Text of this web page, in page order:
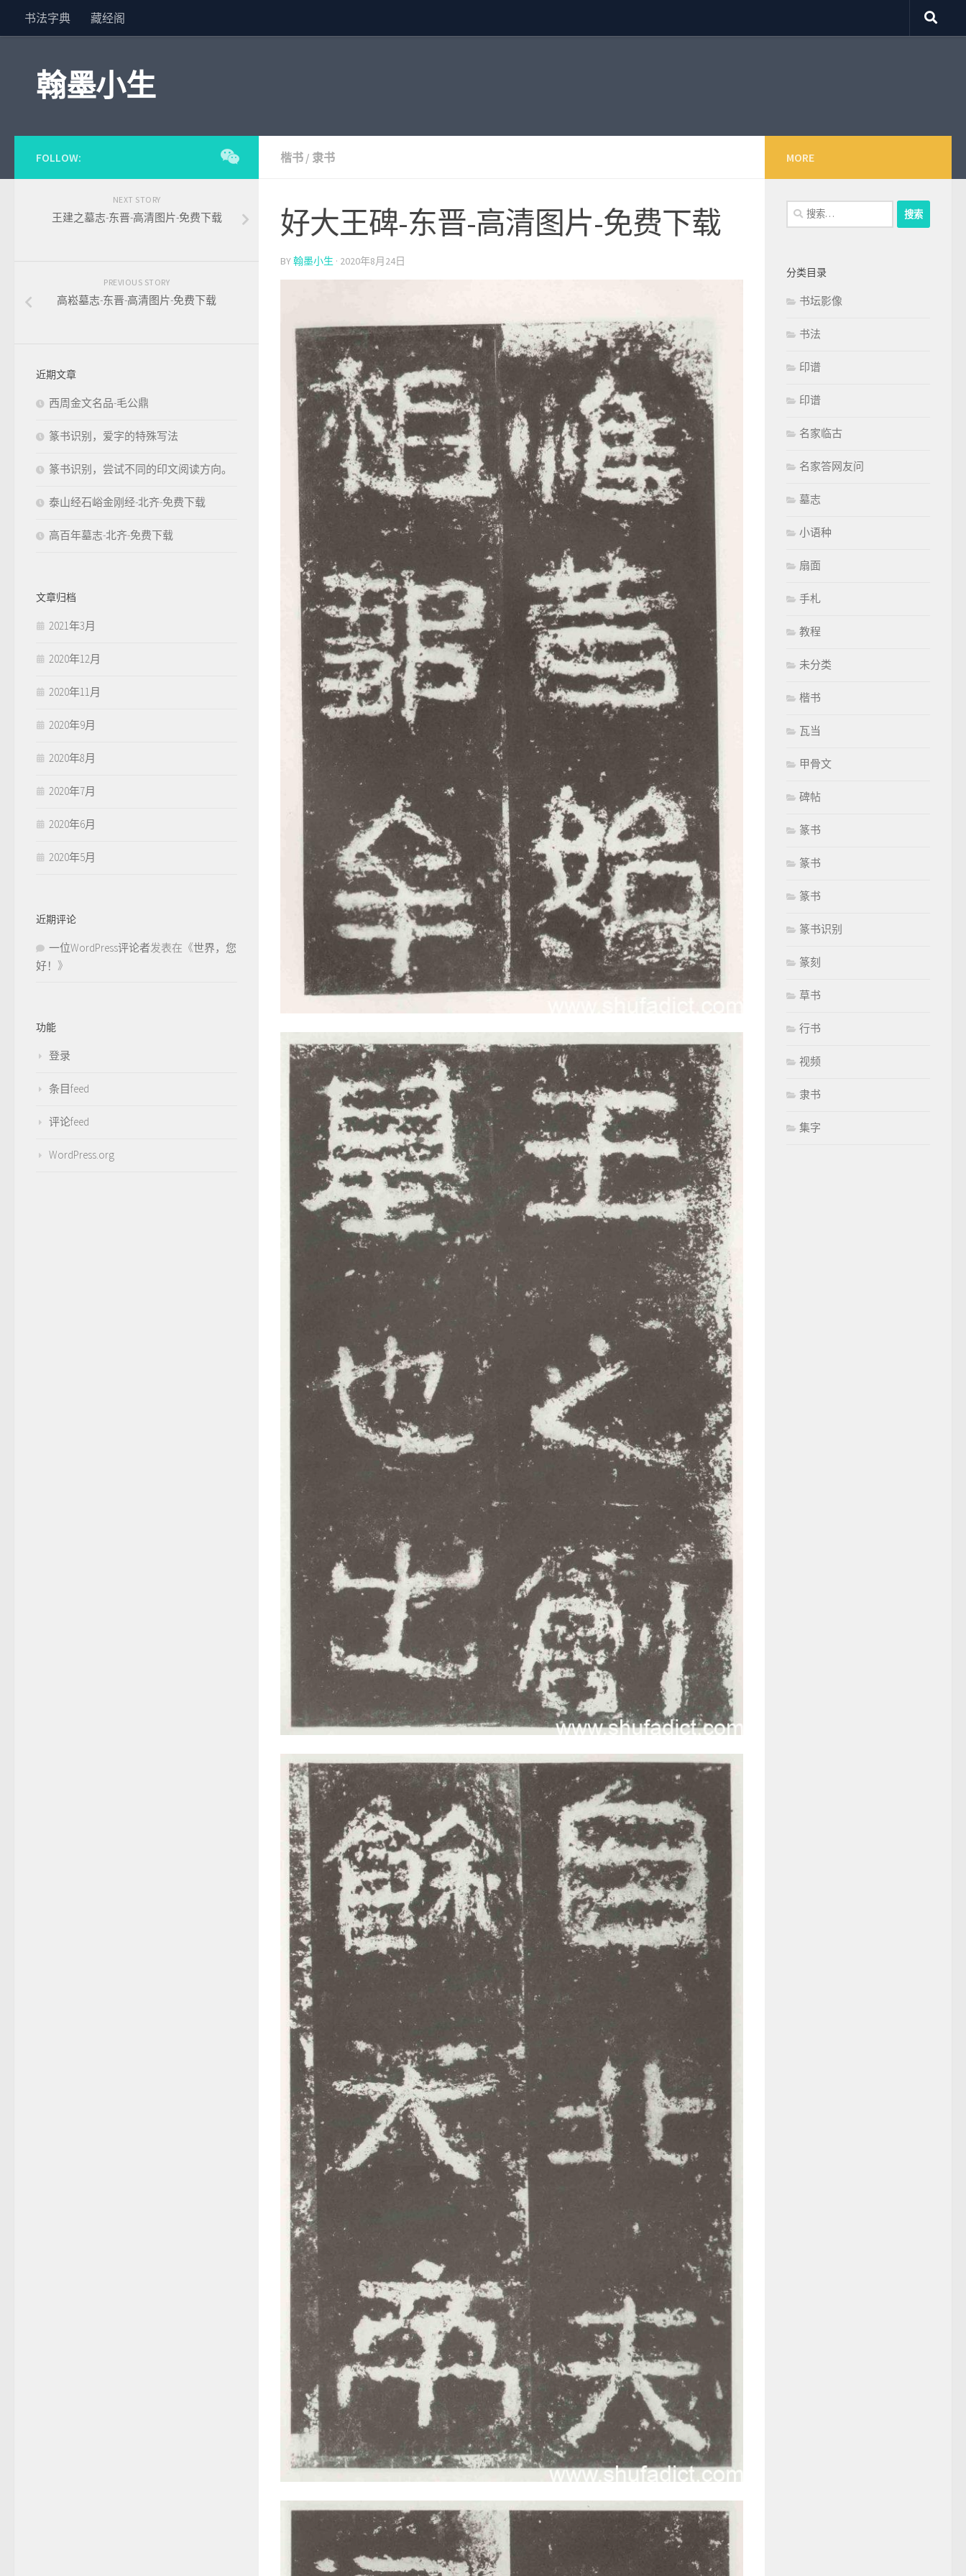
Skip to content
书法字典 藏经阁
翰墨小生
楷书 / 隶书
好大王碑-东晋-高清图片-免费下载
BY翰墨小生 · 2020年8月24日
FOLLOW:
NEXT STORY
王建之墓志-东晋-高清图片-免费下载
PREVIOUS STORY
高崧墓志-东晋-高清图片-免费下载
近期文章
西周金文名品-毛公鼎
篆书识别，爱字的特殊写法
篆书识别，尝试不同的印文阅读方向。
泰山经石峪金刚经-北齐-免费下载
高百年墓志-北齐-免费下载
文章归档
2021年3月
2020年12月
2020年11月
2020年9月
2020年8月
2020年7月
2020年6月
2020年5月
近期评论
一位WordPress评论者发表在《世界，您
好！ 》
功能
登录
条目feed
评论feed
WordPress.org
MORE
搜
索：
分类目录
书坛影像
书法
印谱
印谱
名家临古
名家答网友问
墓志
小语种
扇面
手札
教程
未分类
楷书
瓦当
甲骨文
碑帖
篆书
篆书
篆书
篆书识别
篆刻
草书
行书
视频
隶书
集字